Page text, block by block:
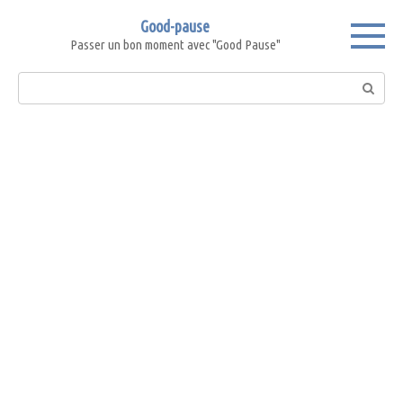
Good-pause
Passer un bon moment avec "Good Pause"
Search: